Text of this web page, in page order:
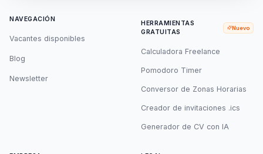
NAVEGACIÓN
Vacantes disponibles
Blog
Newsletter
HERRAMIENTAS
GRATUITAS
Nuevo
Calculadora Freelance
Pomodoro Timer
Conversor de Zonas Horarias
Creador de invitaciones .ics
Generador de CV con IA